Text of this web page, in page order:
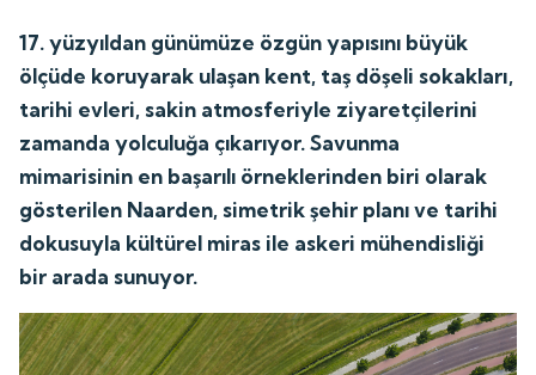
17. yüzyıldan günümüze özgün yapısını büyük
ölçüde koruyarak ulaşan kent, taş döşeli sokakları,
tarihi evleri, sakin atmosferiyle ziyaretçilerini
zamanda yolculuğa çıkarıyor. Savunma
mimarisinin en başarılı örneklerinden biri olarak
gösterilen Naarden, simetrik şehir planı ve tarihi
dokusuyla kültürel miras ile askeri mühendisliği
bir arada sunuyor.